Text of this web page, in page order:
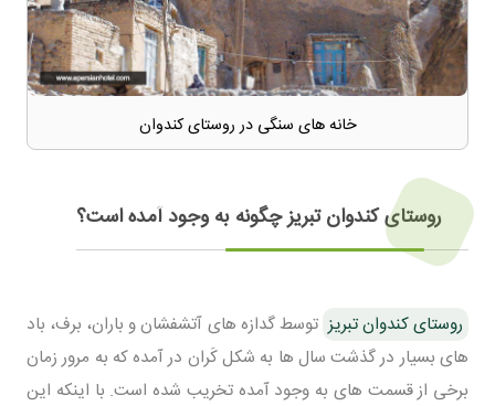
خانه های سنگی در روستای کندوان
روستای کندوان تبریز چگونه به وجود آمده است؟
روستای کندوان تبریز توسط گدازه های آتشفشان و باران، برف، باد
های بسیار در گذشت سال ها به شکل کَران در آمده که به مرور زمان
برخی از قسمت های به وجود آمده تخریب شده است. با اینکه این